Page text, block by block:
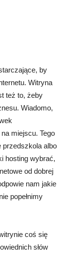
by
Witryna
też to, żeby
Wiadomo,
miejscu. Tego
przedszkola albo
hosting wybrać,
od dobrej
nam jakie
popełnimy
coś się
słów